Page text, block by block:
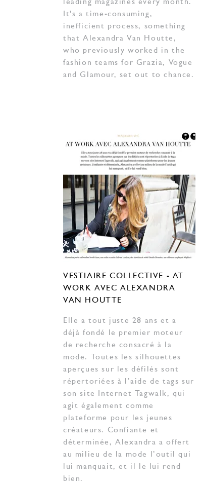
leading magazines every month.
It's a time-consuming,
inefficient process, something
that Alexandra Van Houtte,
who previously worked in the
fashion teams for Grazia, Vogue
and Glamour, set out to chance.
VESTIAIRE COLLECTIVE - AT
WORK AVEC ALEXANDRA
VAN HOUTTE
Elle a tout juste 28 ans et a
déjà fondé le premier moteur
de recherche consacré à la
mode. Toutes les silhouettes
aperçues sur les défilés sont
répertoriées à l’aide de tags sur
son site Internet Tagwalk, qui
agit également comme
plateforme pour les jeunes
créateurs. Confiante et
déterminée, Alexandra a offert
au milieu de la mode l’outil qui
lui manquait, et il le lui rend
bien.